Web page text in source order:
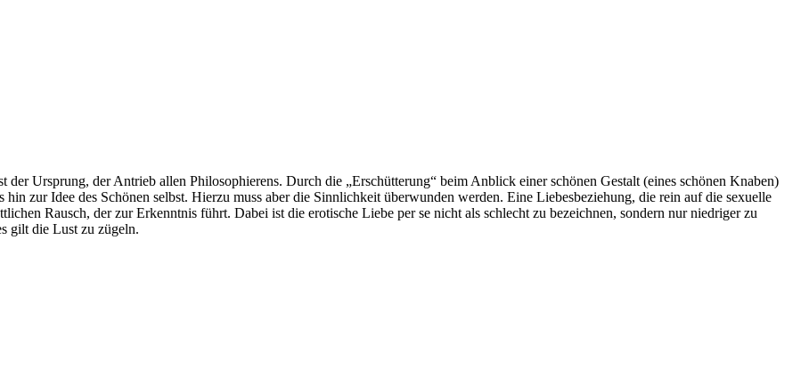
der Ursprung, der Antrieb allen Philosophierens. Durch die „Erschütterung“ beim Anblick einer schönen Gestalt (eines schönen Knaben)
zur Idee des Schönen selbst. Hierzu muss aber die Sinnlichkeit überwunden werden. Eine Liebesbeziehung, die rein auf die sexuelle
Rausch, der zur Erkenntnis führt. Dabei ist die erotische Liebe per se nicht als schlecht zu bezeichnen, sondern nur niedriger zu
gilt die Lust zu zügeln.